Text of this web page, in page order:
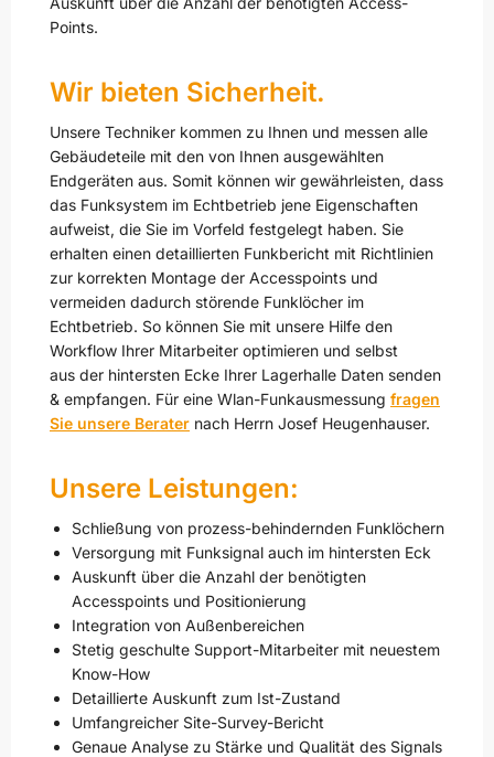
Points.
Wir bieten Sicherheit.
Unsere Techniker kommen zu Ihnen und messen alle
Gebäudeteile mit den von Ihnen ausgewählten
Endgeräten aus. Somit können wir gewährleisten, dass
das Funksystem im Echtbetrieb jene Eigenschaften
aufweist, die Sie im Vorfeld festgelegt haben. Sie
erhalten einen detaillierten Funkbericht mit Richtlinien
zur korrekten Montage der Accesspoints und
vermeiden dadurch störende Funklöcher im
Echtbetrieb. So können Sie mit unsere Hilfe den
Workflow Ihrer Mitarbeiter optimieren und selbst
aus der hintersten Ecke Ihrer Lagerhalle Daten senden
& empfangen. Für eine Wlan-Funkausmessung fragen
Sie unsere Berater nach Herrn Josef Heugenhauser.
Unsere Leistungen:
Schließung von prozess-behindernden Funklöchern
Versorgung mit Funksignal auch im hintersten Eck
Auskunft über die Anzahl der benötigten
Accesspoints und Positionierung
Integration von Außenbereichen
Stetig geschulte Support-Mitarbeiter mit neuestem
Know-How
Detaillierte Auskunft zum Ist-Zustand
Umfangreicher Site-Survey-Bericht
Genaue Analyse zu Stärke und Qualität des Signals